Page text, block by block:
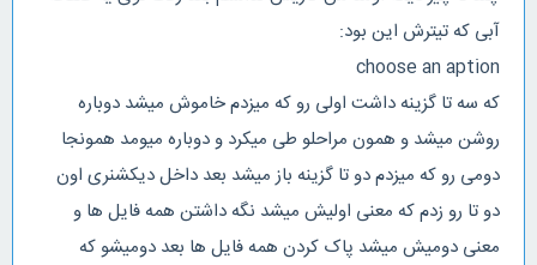
آبی که تیترش این بود:
choose an aption
که سه تا گزینه داشت اولی رو که میزدم خاموش میشد دوباره
روشن میشد و همون مراحلو طی میکرد و دوباره میومد همونجا
دومی رو که میزدم دو تا گزینه باز میشد بعد داخل دیکشنری اون
دو تا رو زدم که معنی اولیش میشد نگه داشتن همه فایل ها و
معنی دومیش میشد پاک کردن همه فایل ها بعد دومیشو که